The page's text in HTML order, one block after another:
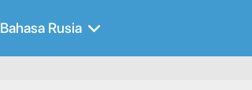
Bahasa Rusia